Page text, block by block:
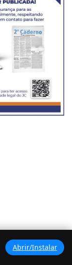
Abrir/Instalar